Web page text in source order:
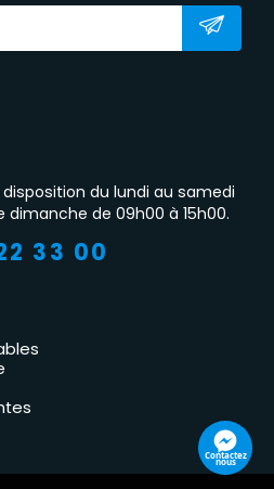
du lundi au samedi
dimanche de 09h00 à 15h00.
33 00
Contactez
nous